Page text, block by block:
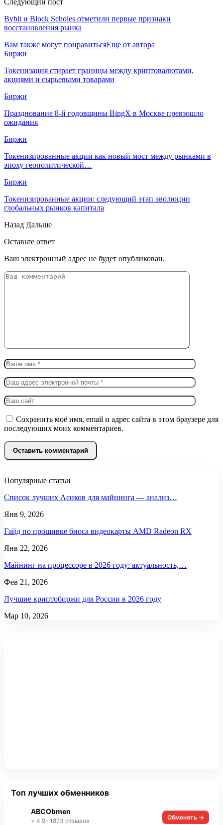
Bybit и Block Scholes отметили первые признаки
восстановления рынка
Вам также могут понравитьсяЕще от автора
Биржи
Токенизация стирает границы между криптовалютами,
акциями и сырьевыми товарами
Биржи
Празднование 8-й годовщины BingX в Москве превзошло
ожидания
Биржи
Токенизированные акции как новый мост между рынками в
эпоху геополитической…
Биржи
Токенизированные акции: следующий этап эволюции
глобальных рынков капитала
Назад Дальше
Оставьте ответ
Ваш электронный адрес не будет опубликован.
Сохранить моё имя, email и адрес сайта в этом браузере для
последующих моих комментариев.
Популярные статьи
Список лучших Асиков для майнинга — анализ…
Янв 9, 2026
Гайд по прошивке биоса видеокарты AMD Radeon RX
Янв 22, 2026
Майнинг на процессоре в 2026 году: актуальность,…
Фев 21, 2026
Лучшие криптобиржи для России в 2026 году
Мар 10, 2026
Топ лучших обменников
ABCObmen
⭐ 4.9 · 1873 отзывов Обменять →